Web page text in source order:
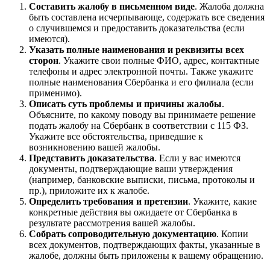
Составить жалобу в письменном виде. Жалоба должна
быть составлена исчерпывающе, содержать все сведения
о случившемся и предоставить доказательства (если
имеются).
Указать полные наименования и реквизиты всех
сторон. Укажите свои полные ФИО, адрес, контактные
телефоны и адрес электронной почты. Также укажите
полные наименования Сбербанка и его филиала (если
применимо).
Описать суть проблемы и причины жалобы.
Объясните, по какому поводу вы принимаете решение
подать жалобу на Сбербанк в соответствии с 115 ФЗ.
Укажите все обстоятельства, приведшие к
возникновению вашей жалобы.
Представить доказательства. Если у вас имеются
документы, подтверждающие ваши утверждения
(например, банковские выписки, письма, протоколы и
пр.), приложите их к жалобе.
Определить требования и претензии. Укажите, какие
конкретные действия вы ожидаете от Сбербанка в
результате рассмотрения вашей жалобы.
Собрать сопроводительную документацию. Копии
всех документов, подтверждающих факты, указанные в
жалобе, должны быть приложены к вашему обращению.